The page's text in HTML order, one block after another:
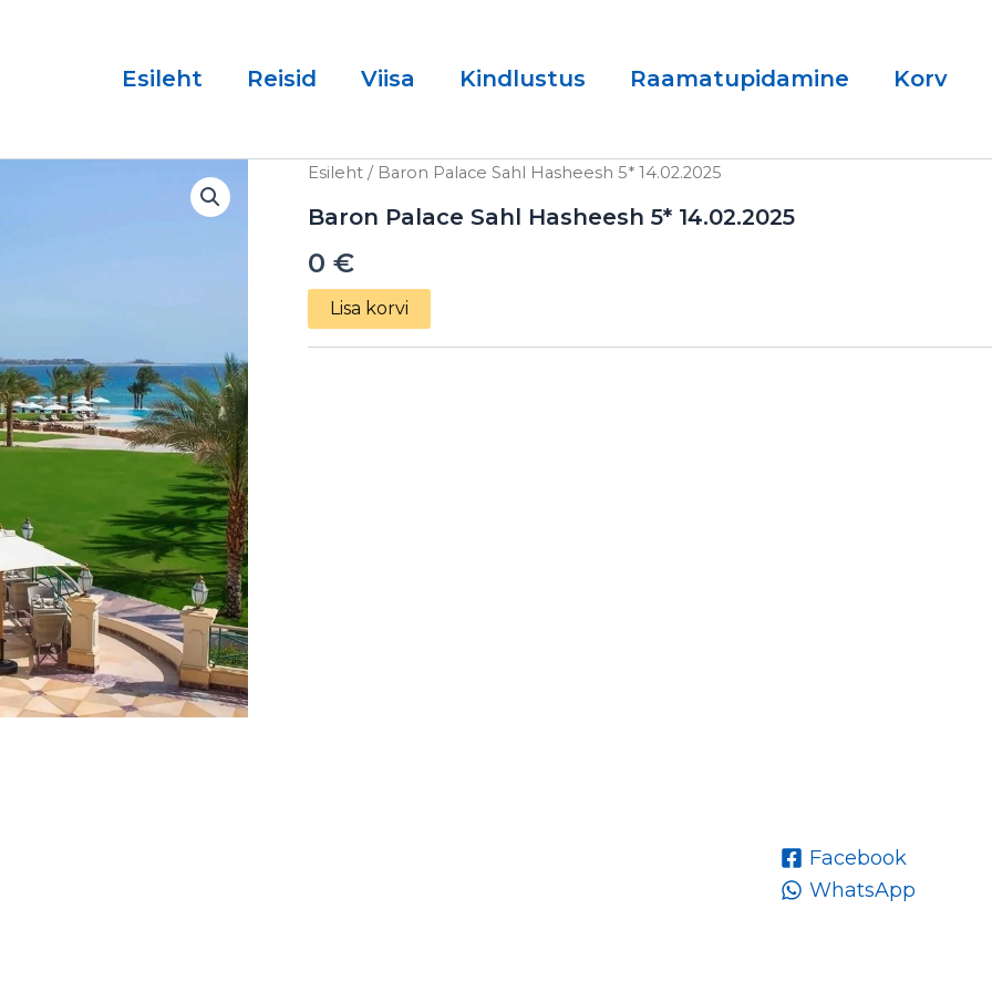
Esileht Reisid Viisa Kindlustus Raamatupidamine Korv
Esileht/ Baron Palace Sahl Hasheesh 5* 14.02.2025
Baron Palace Sahl Hasheesh 5* 14.02.2025
0 €
Baron
Sahl
5*
kogusLisa korvi
Facebook
WhatsApp